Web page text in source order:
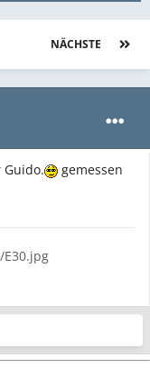
NÄCHSTE
gemessen